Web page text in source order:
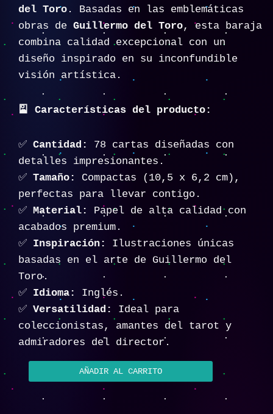
del Toro . Basadas en las emblemáticas
obras de Guillermo del Toro, esta baraja
combina calidad excepcional con un
diseño inspirado en su inconfundible
visión artística.
🎴 Características del producto:
✅ Cantidad:
78 cartas diseñadas con
detalles impresionantes.
✅ Tamaño:
Compactas (10,5 x 6,2 cm),
perfectas para llevar contigo.
✅ Material:
Papel de alta calidad con
acabados premium.
✅ Inspiración:
Ilustraciones únicas
basadas en el arte de Guillermo del
Toro.
✅ Idioma:
Inglés.
✅ Versatilidad:
Ideal para
coleccionistas, amantes del tarot y
admiradores del director.
AÑADIR AL CARRITO